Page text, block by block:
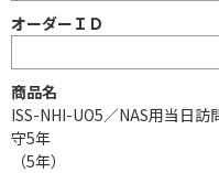
オーダーＩＤ
商品名
ISS-NHI-UO5／NAS用当日
守5年
（5年）